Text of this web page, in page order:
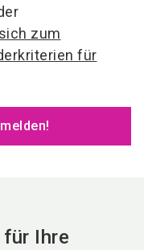
zum
für
Ihre